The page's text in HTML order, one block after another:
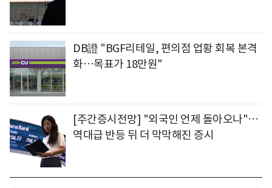
DB證 "BGF리테일, 편의점 업황 회복 본격
화…목표가 18만원"
[주간증시전망] "외국인 언제 돌아오나"…
역대급 반등 뒤 더 막막해진 증시